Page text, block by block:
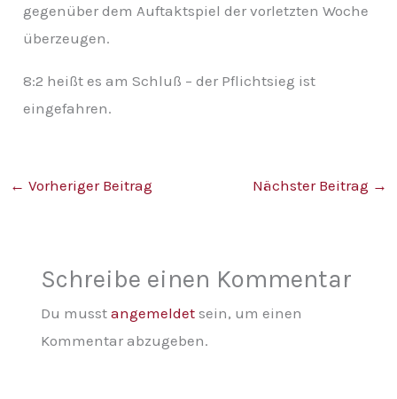
gegenüber dem Auftaktspiel der vorletzten Woche
überzeugen.
8:2 heißt es am Schluß – der Pflichtsieg ist
eingefahren.
← Vorheriger Beitrag Nächster Beitrag →
Schreibe einen Kommentar
Du musst angemeldetsein, um einen
Kommentar abzugeben.